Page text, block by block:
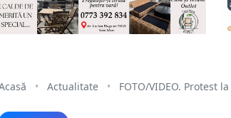
• Actualitate • FOTO/VIDEO. Protest